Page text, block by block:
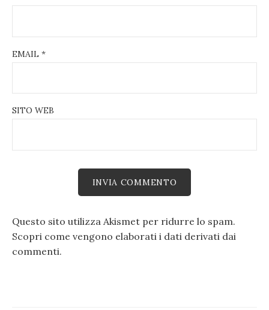
EMAIL *
SITO WEB
Questo sito utilizza Akismet per ridurre lo spam.
Scopri come vengono elaborati i dati derivati dai
commenti.